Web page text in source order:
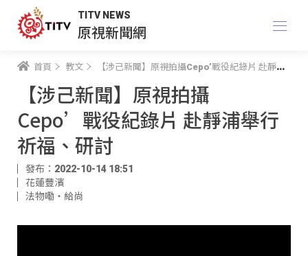
TITV NEWS
原視新聞網
首頁 教文 【涉己新聞】原視拍攝Cepo’戰役紀錄片 赴靜浦舉行祈福、研討
【涉己新聞】原視拍攝
Cepo’戰役紀錄片 赴靜浦舉行
祈福、研討
發布：2022-10-14 18:51
花蓮豐濱
法物嘞‧給尚